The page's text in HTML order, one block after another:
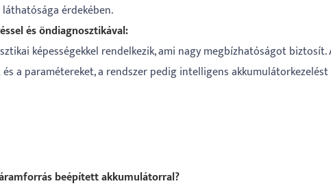
érdekében.
és öndiagnosztikával:
képességekkel rendelkezik, ami nagy megbízhatóságot biztosít.
a paramétereket, a rendszer pedig intelligens
beépített akkumulátorral?